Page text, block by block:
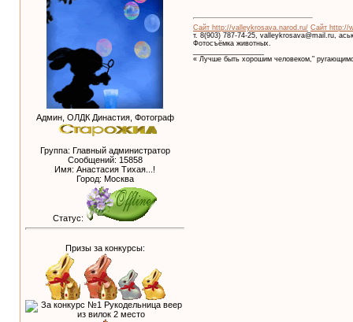
Админ, ОЛДК Династия, Фотограф
Группа: Главный администратор
Сообщений: 15858
Имя: Анастасия Тихая...!
Город: Москва
Статус:
Призы за конкурсы:
Сайт http://valleykrosava.narod.ru/ Сайт http://
т. 8(903) 787-74-25, valleykrosava@mail.ru,
Фотосъёмка животных.
« Лучше быть хорошим человеком,"